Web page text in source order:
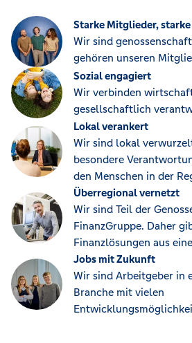
Starke Mitglieder,
Wir sind
gehören unseren
Sozial engagiert
Wir verbinden
gesellschaftlich
Lokal verankert
Wir sind lokal
besondere
den Menschen in der
Überregional vernetzt
Wir sind Teil der
FinanzGruppe. Daher
Finanzlösungen aus
Jobs mit Zukunft
Wir sind Arbeitgeber in
Branche mit vielen